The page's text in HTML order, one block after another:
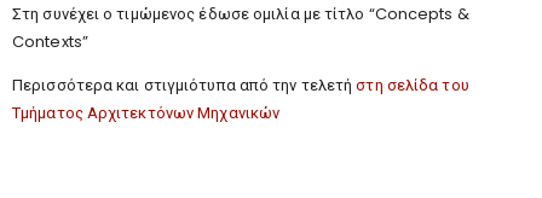
Στη συνέχει ο τιμώμενος έδωσε ομιλία με τίτλο “Concepts &
Contexts”
Περισσότερα και στιγμιότυπα από την τελετήστη σελίδα του
Τμήματος Αρχιτεκτόνων Μηχανικών